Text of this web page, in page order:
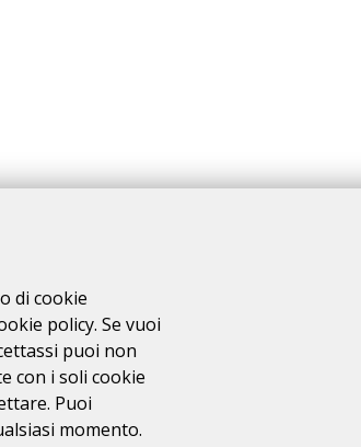
di cookie
policy. Se vuoi
puoi non
con i soli cookie
Puoi
momento.